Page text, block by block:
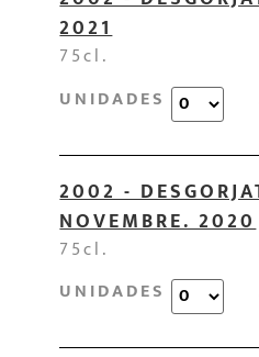
2021
75cl.
UNIDADES
2002 -
NOVEMBRE. 2020
75cl.
UNIDADES